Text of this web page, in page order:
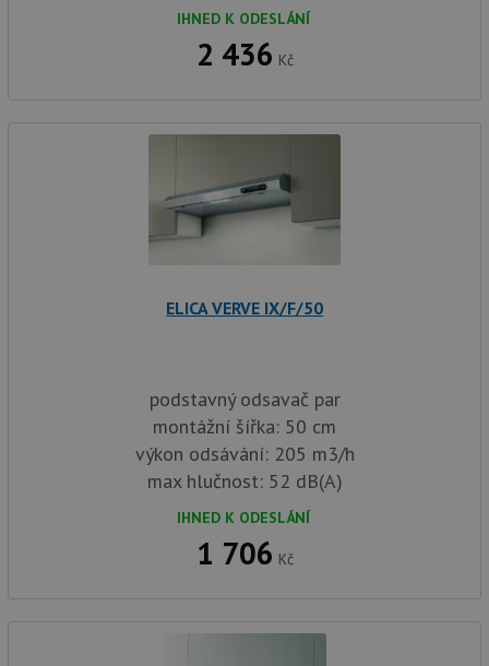
IHNED K ODESLÁNÍ
2 436 Kč
ELICA VERVE IX/F/50
podstavný odsavač par
montážní šířka: 50 cm
výkon odsávání: 205 m3/h
max hlučnost: 52 dB(A)
IHNED K ODESLÁNÍ
1 706 Kč